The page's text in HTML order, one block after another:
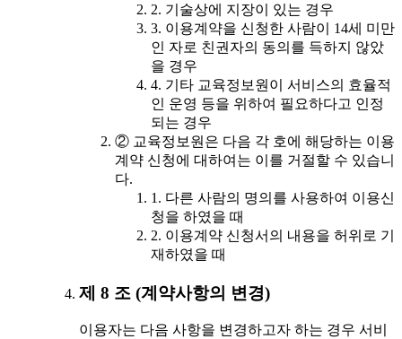
2. 기술상에 지장이 있는 경우
3. 이용계약을 신청한 사람이 14세 미만
인 자로 친권자의 동의를 득하지 않았
을 경우
4. 기타 교육정보원이 서비스의 효율적
인 운영 등을 위하여 필요하다고 인정
되는 경우
② 교육정보원은 다음 각 호에 해당하는 이용
계약 신청에 대하여는 이를 거절할 수 있습니
다.
1. 다른 사람의 명의를 사용하여 이용신
청을 하였을 때
2. 이용계약 신청서의 내용을 허위로 기
재하였을 때
제 8 조 (계약사항의 변경)
이용자는 다음 사항을 변경하고자 하는 경우 서비